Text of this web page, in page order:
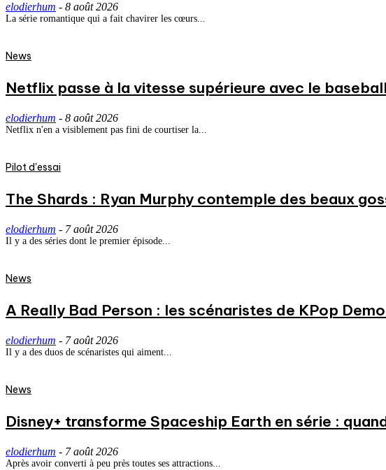
elodierhum - 8 août 2026
La série romantique qui a fait chavirer les cœurs...
News
Netflix passe à la vitesse supérieure avec le
elodierhum - 8 août 2026
Netflix n'en a visiblement pas fini de courtiser la...
Pilot d'essai
The Shards : Ryan Murphy contemple des beaux
elodierhum - 7 août 2026
Il y a des séries dont le premier épisode...
News
A Really Bad Person : les scénaristes de KPop
elodierhum - 7 août 2026
Il y a des duos de scénaristes qui aiment...
News
Disney+ transforme Spaceship Earth en série :
elodierhum - 7 août 2026
Après avoir converti à peu près toutes ses attractions...